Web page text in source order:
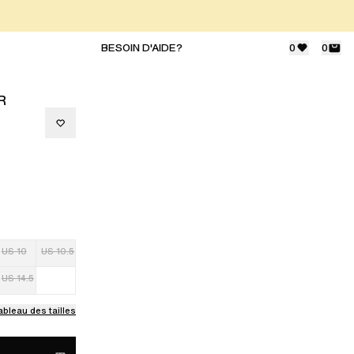
BESOIN D'AIDE? 0 0
US 10 US 10.5
US 14.5
des tailles